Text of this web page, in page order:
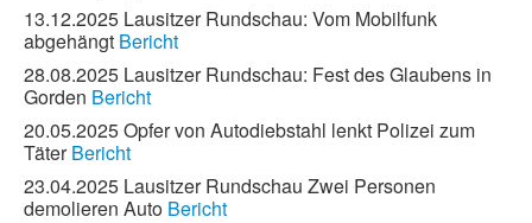
Dorfkirche
13.12.2025 Lausitzer Rundschau: Vom Mobilfunk
abgehängt Bericht
28.08.2025 Lausitzer Rundschau: Fest des Glaubens in
Gorden Bericht
20.05.2025 Opfer von Autodiebstahl lenkt Polizei zum
TäterBericht
23.04.2025 Lausitzer Rundschau Zwei Personen
demolieren Auto Bericht